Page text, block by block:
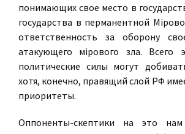
понимающих свое место в
государства в перманентной
ответственность за оборону
атакующего мiрового зла. Всего
политические силы могут
хотя, конечно, правящий слой РФ
приоритеты.
Оппоненты-скептики на это нам